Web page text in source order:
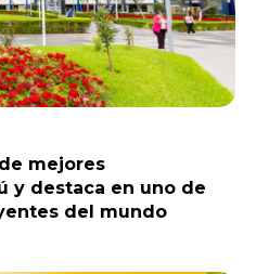
mejores
y destaca en uno de
del mundo